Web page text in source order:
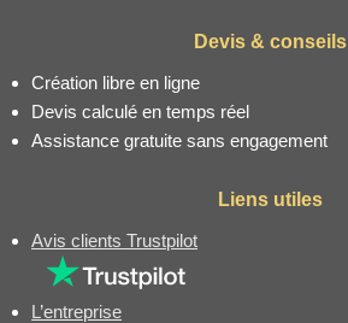
Devis & conseils
Création libre en ligne
Devis calculé en temps réel
Assistance gratuite sans engagement
Liens utiles
Avis clients Trustpilot
L’entreprise